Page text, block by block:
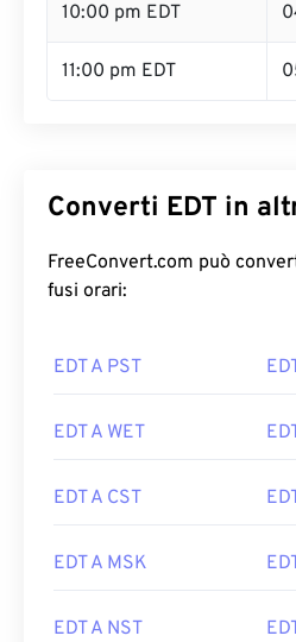
10:00 pm EDT
11:00 pm EDT
Converti EDT in
FreeConvert.com può
fusi orari:
EDT A PST
EDT A WET
EDT A CST
EDT A MSK
EDT A NST